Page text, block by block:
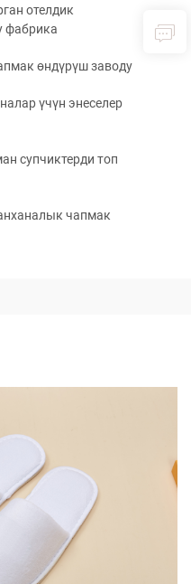
отелдик
фабрика
өндүрүш заводу
үчүн энеселер
супчиктерди топ
чапмак